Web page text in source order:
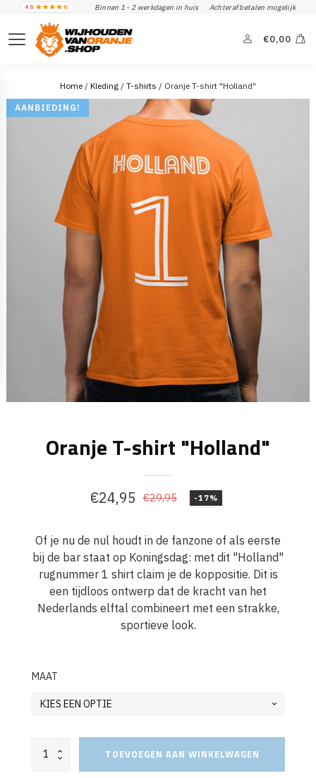
Binnen 1 - 2 werkdagen in huis Achteraf betalen mogelijk
€0,00
Home / Kleding / T-shirts / Oranje T-shirt "Holland"
AANBIEDING!
Oranje T-shirt "Holland"
€29,95
Oorspronkelijke
was:
€29,95.
€24,95
Huidige
is:
€24,95.
-17%
Of je nu de nul houdt in de fanzone of als eerste
bij de bar staat op Koningsdag: met dit "Holland"
rugnummer 1 shirt claim je de koppositie. Dit is
een tijdloos ontwerp dat de kracht van het
Nederlands elftal combineert met een strakke,
sportieve look.
MAAT
Oranje
TOEVOEGEN AAN WINKELWAGEN